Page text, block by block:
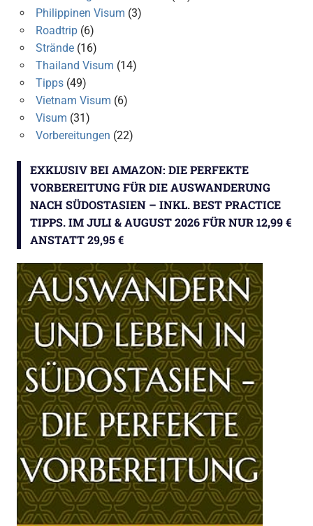
Philippinen Visum (3)
Roadtrip(6)
Strände(16)
Thailand Visum (14)
Tipps(49)
Vietnam Visum (6)
Visum (31)
Vorbereitungen (22)
EXKLUSIV BEI AMAZON: DIE PERFEKTE
VORBEREITUNG FÜR DIE AUSWANDERUNG
NACH SÜDOSTASIEN – INKL. BEST PRACTICE
TIPPS. IM JULI & AUGUST 2026 FÜR NUR 12,99 €
ANSTATT 29,95 €